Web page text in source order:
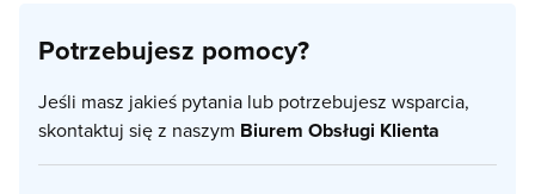
Potrzebujesz pomocy?
Jeśli masz jakieś pytania lub potrzebujesz wsparcia,
skontaktuj się z naszym Biurem Obsługi Klienta